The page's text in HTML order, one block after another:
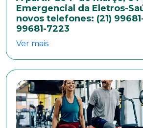
Emergencial da Eletros-
novos telefones: (21)
99681-7223
Ver mais